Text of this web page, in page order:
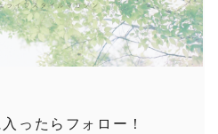
ったらフォロー！